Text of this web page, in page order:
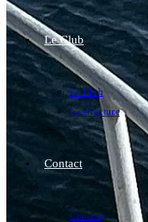
Le Club
Le Club
La structure
Contact
Contact